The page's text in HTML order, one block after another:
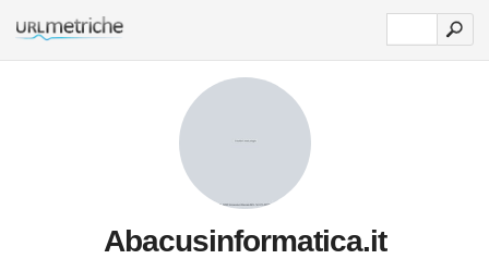
Abacusinformatica.it